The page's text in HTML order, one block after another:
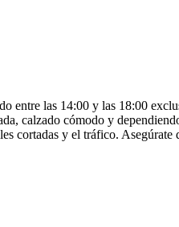
entre las 14:00 y las 18:00
calzado cómodo y
cortadas y el tráfico.